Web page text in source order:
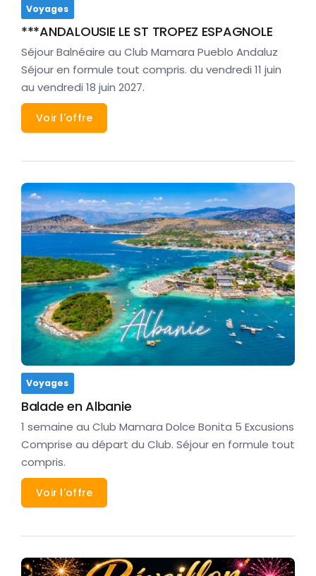
Voyages
***ANDALOUSIE LE ST TROPEZ ESPAGNOLE
Séjour Balnéaire au Club Mamara Pueblo Andaluz
Séjour en formule tout compris. du vendredi 11 juin
au vendredi 18 juin 2027.
Voir l'offre
Voyages
Balade en Albanie
1 semaine au Club Mamara Dolce Bonita 5 Excusions
Comprise au départ du Club. Séjour en formule tout
compris.
Voir l'offre